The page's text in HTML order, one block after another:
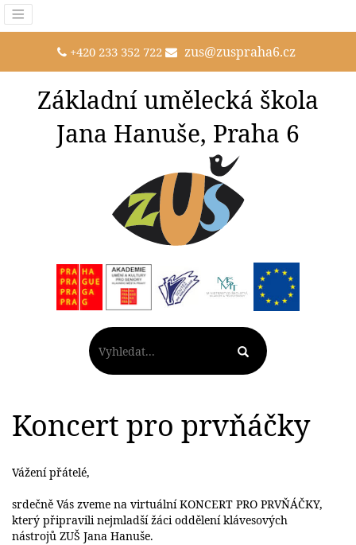
+420 233 352 722 zus@zuspraha6.cz
Základní umělecká škola
Jana Hanuše, Praha 6
Koncert pro prvňáčky
Vážení přátelé,
srdečně Vás zveme na virtuální KONCERT PRO PRVŇÁČKY,
který připravili nejmladší žáci oddělení klávesových
nástrojů ZUŠ Jana Hanuše.